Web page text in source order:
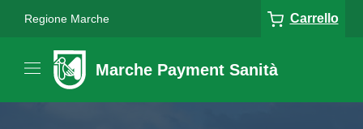
Regione Marche Carrello
Marche Payment Sanità